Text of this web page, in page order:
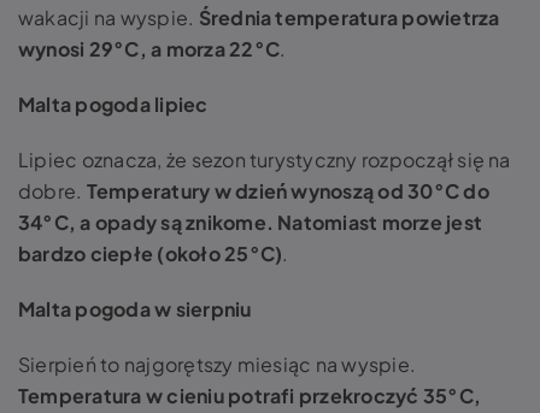
wakacji na wyspie. Średnia temperatura powietrza
wynosi 29°C, a morza 22°C.
Malta pogoda lipiec
Lipiec oznacza, że sezon turystyczny rozpoczął się na
dobre. Temperatury w dzień wynoszą od 30°C do
34°C, a opady są znikome. Natomiast morze jest
bardzo ciepłe (około 25°C).
Malta pogoda w sierpniu
Sierpień to najgorętszy miesiąc na wyspie.
Temperatura w cieniu potrafi przekroczyć 35°C,